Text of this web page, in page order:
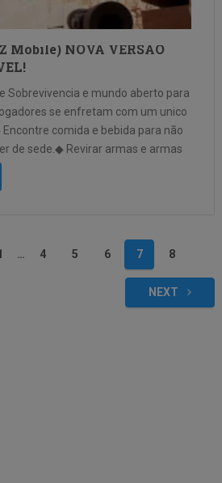
Mobile) NOVA VERSÃO
Sobrevivencia e mundo aberto para
se enfretam com um unico
comida e bebida para não
de sede.◆ Revirar armas e armas
Explore o ambiente …
… 4 5 6 7 8
NEXT